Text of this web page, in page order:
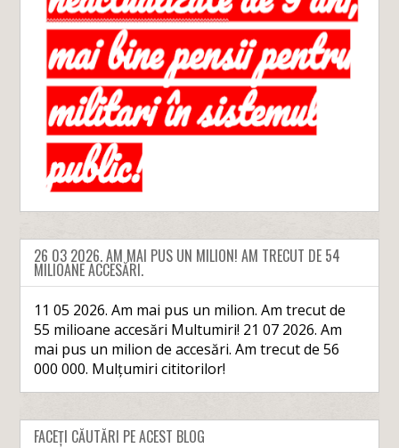
26 03 2026. AM MAI PUS UN MILION! AM TRECUT DE 54
MILIOANE ACCESĂRI.
11 05 2026. Am mai pus un milion. Am trecut de
55 milioane accesări Multumiri! 21 07 2026. Am
mai pus un milion de accesări. Am trecut de 56
000 000. Mulțumiri cititorilor!
FACEȚI CĂUTĂRI PE ACEST BLOG